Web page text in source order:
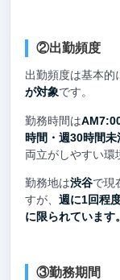
②出勤頻度
出勤頻度は基本的
が対象です。
勤務時間は
時間・週30時間未
両立がしやすい環
勤務地は渋谷で現
すが、 週に1回程
に限られています。
③勤務期間